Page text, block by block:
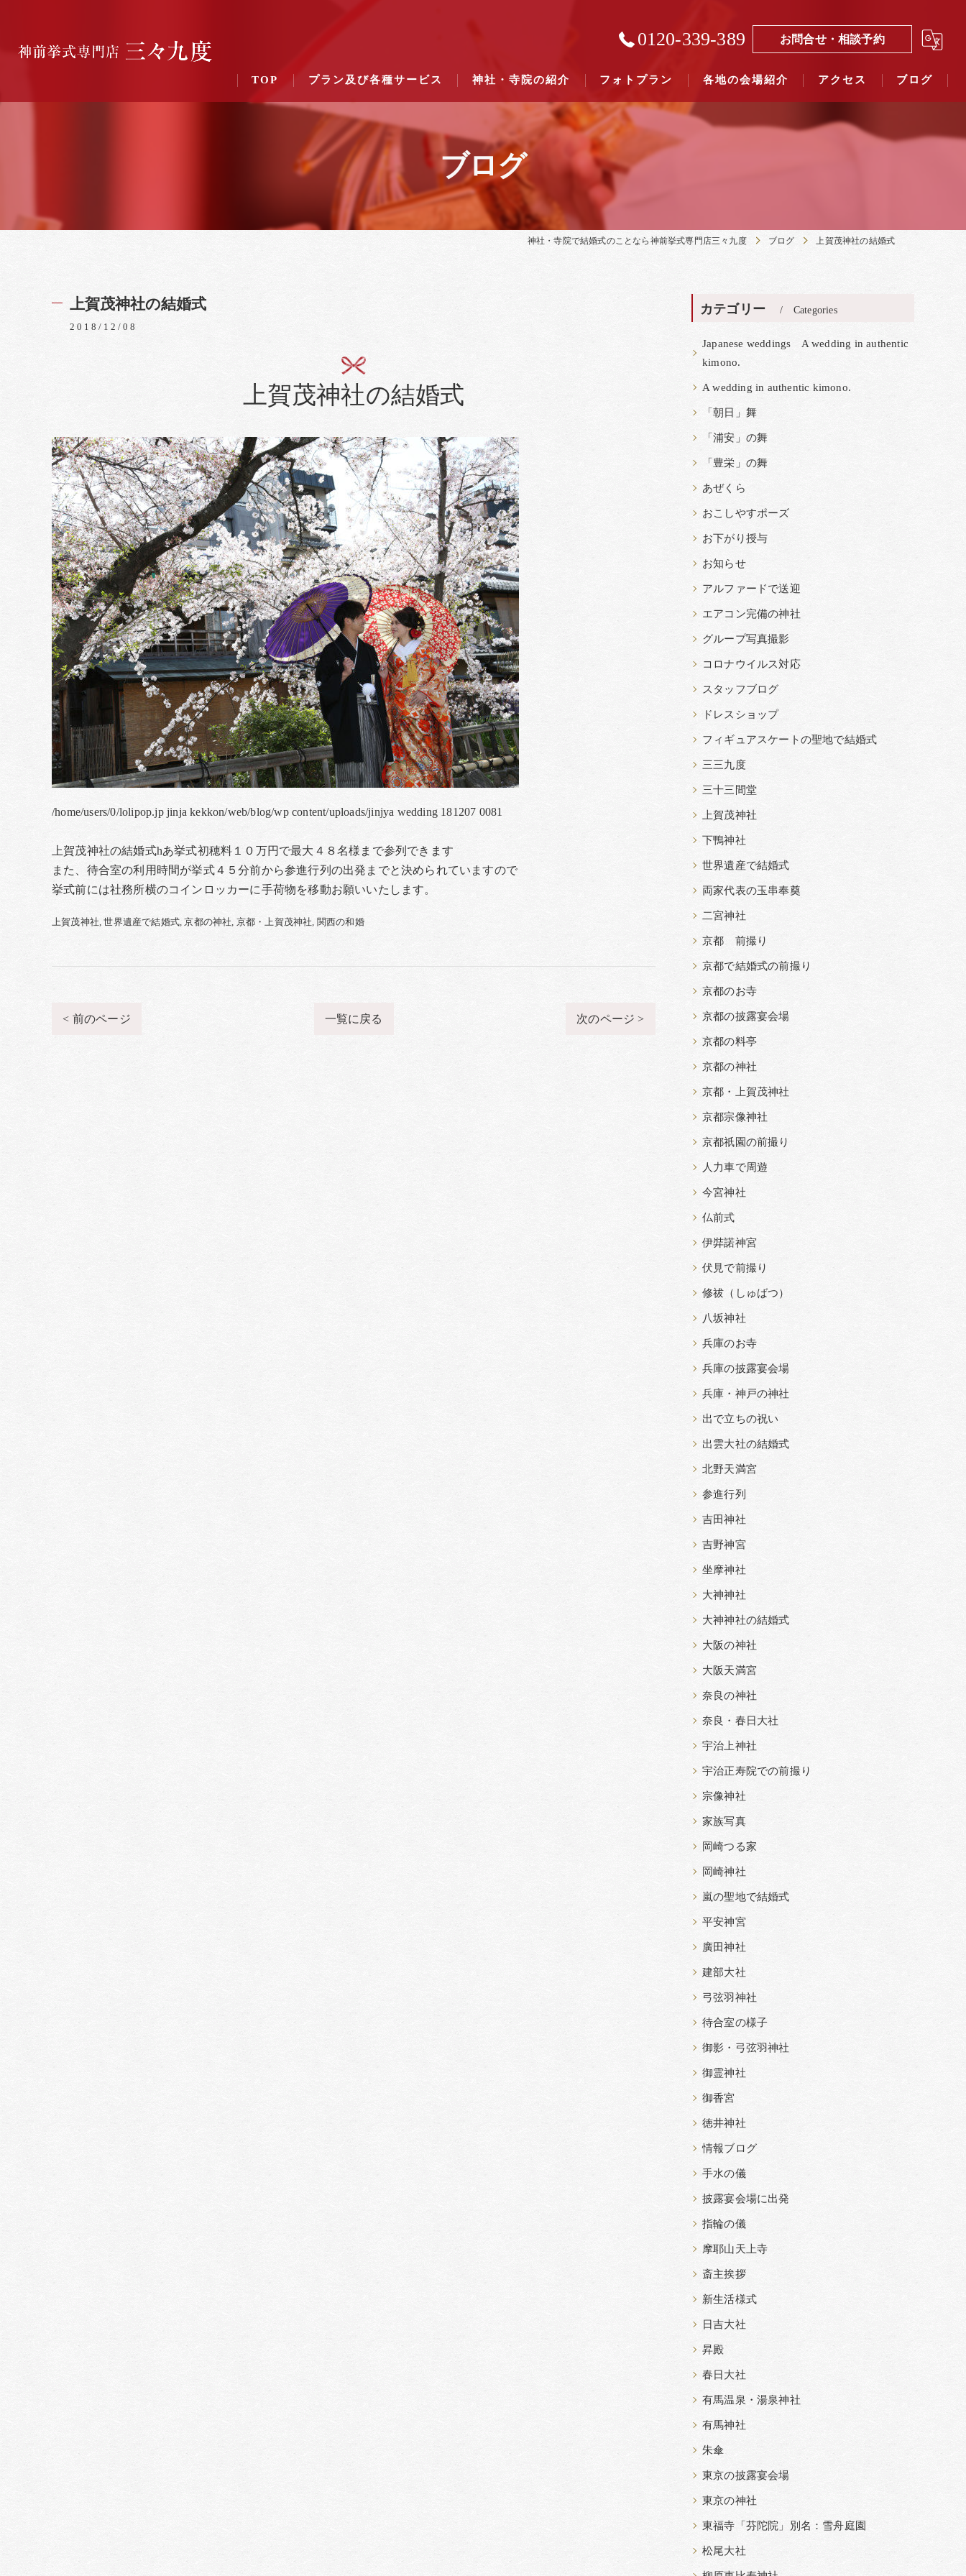
0120-339-389 お問合せ・相談予約
TOP プラン及び各種サービス 神社・寺院の紹介
結婚式のできる東京都下の神社一覧（４０社寺）｜三々九度東京
結婚式のできる関東六県の神社一覧（７５社）県別表示｜三々九度東京
フォトプラン 各地の会場紹介 アクセス ブログ
ブログ
神社・寺院で結婚式のことなら神前挙式専門店三々九度 ブログ 上賀茂神社の結婚式
上賀茂神社の結婚式
2018/12/08
上賀茂神社の結婚式
/home/users/0/lolipop.jp jinja kekkon/web/blog/wp content/uploads/jinjya wedding 181207 0081
上賀茂神社の結婚式hあ挙式初穂料１０万円で最大４８名様まで参列できます
また、待合室の利用時間が挙式４５分前から参進行列の出発までと決められていますので
挙式前には社務所横のコインロッカーに手荷物を移動お願いいたします。
上賀茂神社 世界遺産で結婚式 京都の神社 京都・上賀茂神社 関西の和婚
< 前のページ 一覧に戻る 次のページ >
カテゴリー Categories
Japanese weddings A wedding in authentic
kimono.
A wedding in authentic kimono.
「朝日」舞
「浦安」の舞
「豊栄」の舞
あぜくら
おこしやすポーズ
お下がり授与
お知らせ
アルファードで送迎
エアコン完備の神社
グループ写真撮影
コロナウイルス対応
スタッフブログ
ドレスショップ
フィギュアスケートの聖地で結婚式
三三九度
三十三間堂
上賀茂神社
下鴨神社
世界遺産で結婚式
両家代表の玉串奉奠
二宮神社
京都 前撮り
京都で結婚式の前撮り
京都のお寺
京都の披露宴会場
京都の料亭
京都の神社
京都・上賀茂神社
京都宗像神社
京都祇園の前撮り
人力車で周遊
今宮神社
仏前式
伊弉諾神宮
伏見で前撮り
修祓（しゅばつ）
八坂神社
兵庫のお寺
兵庫の披露宴会場
兵庫・神戸の神社
出で立ちの祝い
出雲大社の結婚式
北野天満宮
参進行列
吉田神社
吉野神宮
坐摩神社
大神神社
大神神社の結婚式
大阪の神社
大阪天満宮
奈良の神社
奈良・春日大社
宇治上神社
宇治正寿院での前撮り
宗像神社
家族写真
岡崎つる家
岡崎神社
嵐の聖地で結婚式
平安神宮
廣田神社
建部大社
弓弦羽神社
待合室の様子
御影・弓弦羽神社
御霊神社
御香宮
徳井神社
情報ブログ
手水の儀
披露宴会場に出発
指輪の儀
摩耶山天上寺
斎主挨拶
新生活様式
日吉大社
昇殿
春日大社
有馬温泉・湯泉神社
有馬神社
朱傘
東京の披露宴会場
東京の神社
東福寺「芬陀院」別名：雪舟庭園
松尾大社